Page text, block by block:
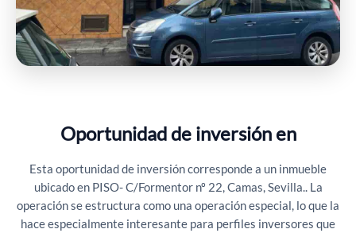
Oportunidad de inversión en
Esta oportunidad de inversión corresponde a un inmueble
ubicado en PISO- C/Formentor nº 22, Camas, Sevilla.. La
operación se estructura como una operación especial, lo que la
hace especialmente interesante para perfiles inversores que